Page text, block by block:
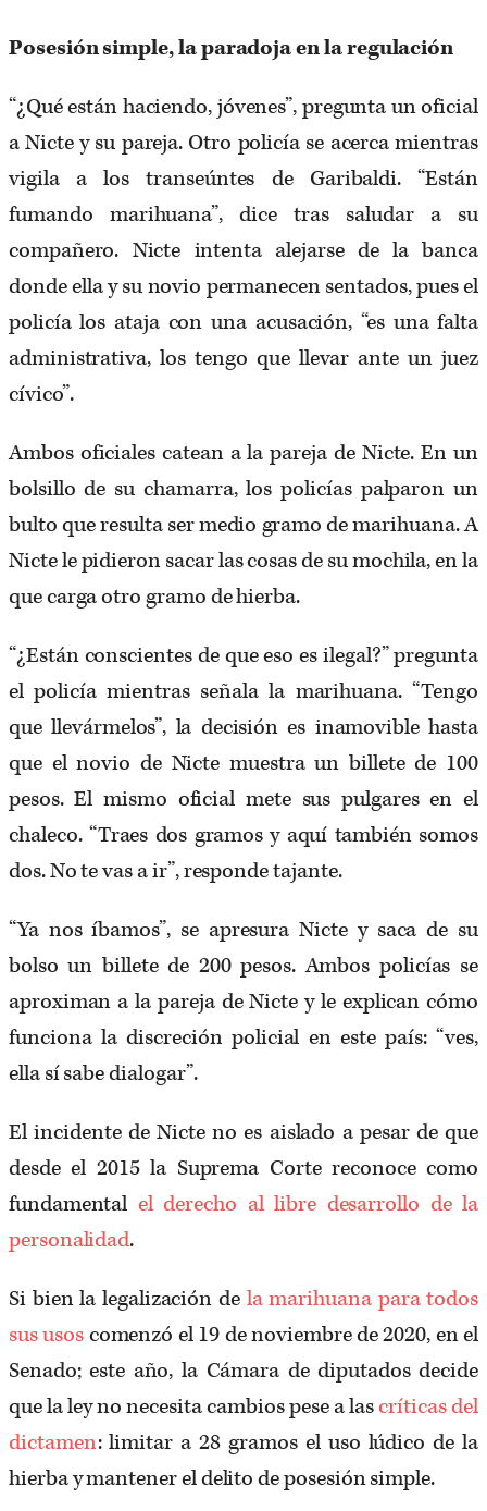
Posesión simple, la paradoja en la regulación
“¿Qué están haciendo, jóvenes”, pregunta un oficial
a Nicte y su pareja. Otro policía se acerca mientras
vigila a los transeúntes de Garibaldi. “Están
fumando marihuana”, dice tras saludar a su
compañero. Nicte intenta alejarse de la banca
donde ella y su novio permanecen sentados, pues el
policía los ataja con una acusación, “es una falta
administrativa, los tengo que llevar ante un juez
cívico”.
Ambos oficiales catean a la pareja de Nicte. En un
bolsillo de su chamarra, los policías palparon un
bulto que resulta ser medio gramo de marihuana. A
Nicte le pidieron sacar las cosas de su mochila, en la
que carga otro gramo de hierba.
“¿Están conscientes de que eso es ilegal?” pregunta
el policía mientras señala la marihuana. “Tengo
que llevármelos”, la decisión es inamovible hasta
que el novio de Nicte muestra un billete de 100
pesos. El mismo oficial mete sus pulgares en el
chaleco. “Traes dos gramos y aquí también somos
dos. No te vas a ir”, responde tajante.
“Ya nos íbamos”, se apresura Nicte y saca de su
bolso un billete de 200 pesos. Ambos policías se
aproximan a la pareja de Nicte y le explican cómo
funciona la discreción policial en este país: “ves,
ella sí sabe dialogar”.
El incidente de Nicte no es aislado a pesar de que
desde el 2015 la Suprema Corte reconoce como
fundamental el derecho al libre desarrollo de la
personalidad.
Si bien la legalización de la marihuana para todos
sus usoscomenzó el 19 de noviembre de 2020, en el
Senado; este año, la Cámara de diputados decide
que la ley no necesita cambios pese a lascríticas del
dictamen: limitar a 28 gramos el uso lúdico de la
hierba y mantener el delito de posesión simple.